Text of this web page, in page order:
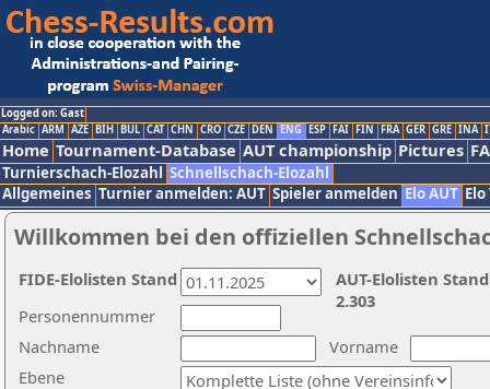
Logged on: Gast
Arabic ARM AZE BIH BUL CAT CHN CRO CZE DEN ENG ESP FAI FIN FRA GER GRE INA
Home Tournament-Database AUT championship Pictures
Turnierschach-Elozahl Schnellschach-Elozahl
Allgemeines Turnier anmelden: AUT Spieler anmelden Elo AUT
Willkommen bei den offiziellen
Nachname
Vorname
Ebene
Personennummer
AUT-Elolisten
2.303
FIDE-Elolisten Stand